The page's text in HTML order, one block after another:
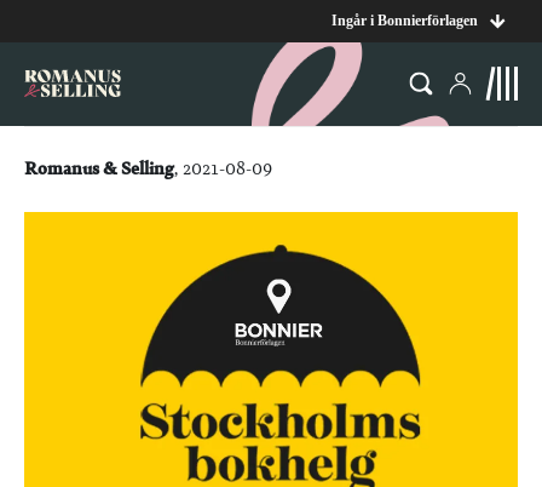
Ingår i Bonnierförlagen
Romanus & Selling, 2021-08-09